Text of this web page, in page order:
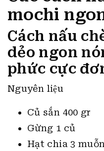
mochi
Cách nấu
dẻo ngon
phức cực
Nguyên liệu
Củ sắn 400 gr
Gừng 1 củ
Hạt chia 3